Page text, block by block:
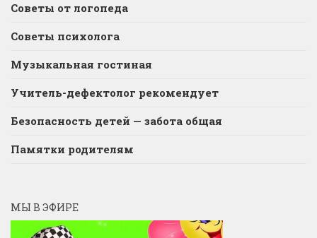
Советы от логопеда
Советы психолога
Музыкальная гостиная
Учитель-дефектолог рекомендует
Безопасность детей — забота общая
Памятки родителям
МЫ В ЭФИРЕ